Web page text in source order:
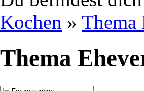
Kochen » Thema
Thema